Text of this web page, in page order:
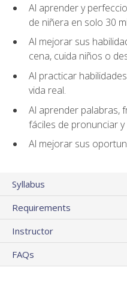
Al aprender y
de niñera en solo 30
Al mejorar sus
cena, cuida niños o
Al practicar
vida real.
Al aprender palabras,
fáciles de pronunciar
Al mejorar sus
Syllabus
Requirements
Instructor
FAQs